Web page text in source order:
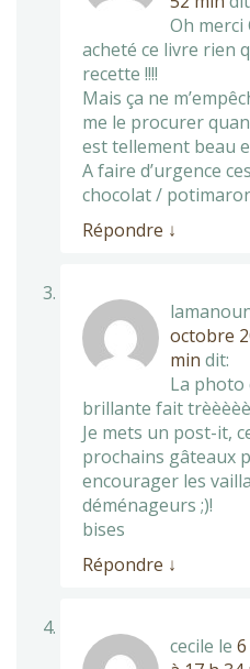
Oh merci
acheté ce livre rien
recette !!!!
Mais ça ne
me le procurer
est tellement beau
A faire d’urgence
chocolat /
Répondre ↓
octobre
min dit:
La photo
brillante fait
Je mets un post-it,
prochains gâteaux
encourager les
déménageurs ;)!
bises
Répondre ↓
cecile le